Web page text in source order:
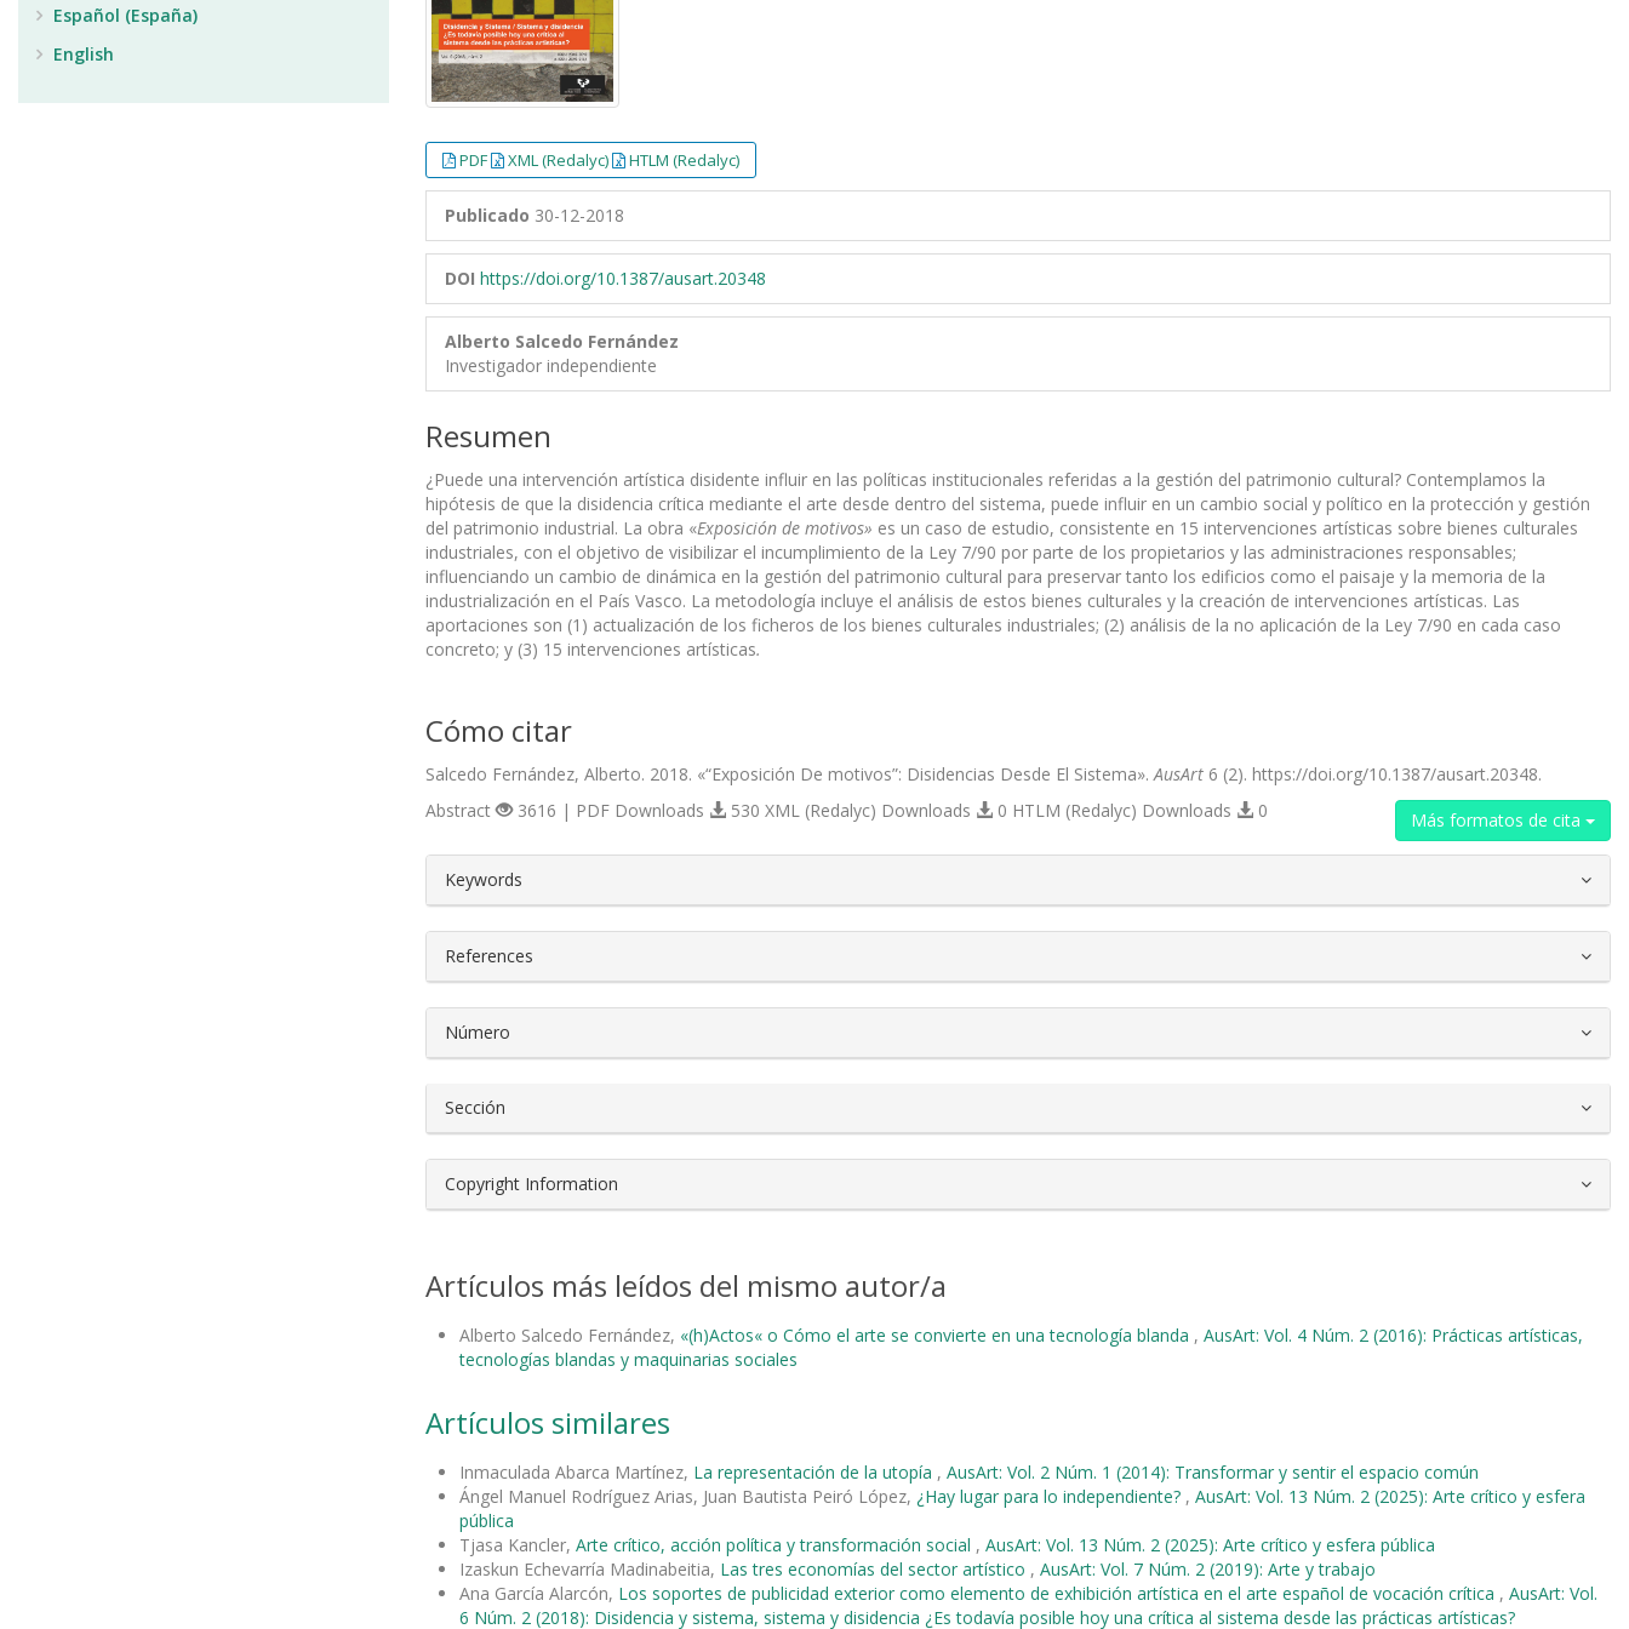
PDF XML (Redalyc) HTLM (Redalyc)
Publicado 30-12-2018
DOI https://doi.org/10.1387/ausart.20348
Alberto Salcedo Fernández
Investigador independiente
Resumen
¿Puede una intervención artística disidente influir en las políticas institucionales referidas a la gestión del patrimonio cultural? Contemplamos la
hipótesis de que la disidencia crítica mediante el arte desde dentro del sistema, puede influir en un cambio social y político en la protección y gestión
del patrimonio industrial. La obra «Exposición de motivos» es un caso de estudio, consistente en 15 intervenciones artísticas sobre bienes culturales
industriales, con el objetivo de visibilizar el incumplimiento de la Ley 7/90 por parte de los propietarios y las administraciones responsables;
influenciando un cambio de dinámica en la gestión del patrimonio cultural para preservar tanto los edificios como el paisaje y la memoria de la
industrialización en el País Vasco. La metodología incluye el análisis de estos bienes culturales y la creación de intervenciones artísticas. Las
aportaciones son (1) actualización de los ficheros de los bienes culturales industriales; (2) análisis de la no aplicación de la Ley 7/90 en cada caso
concreto; y (3) 15 intervenciones artísticas.
Cómo citar
Salcedo Fernández, Alberto. 2018. «“Exposición De motivos”: Disidencias Desde El Sistema». AusArt 6 (2). https://doi.org/10.1387/ausart.20348.
Más formatos de cita
Abstract 3616 | PDF Downloads 530 XML (Redalyc) Downloads 0 HTLM (Redalyc) Downloads 0
##plugins.themes.bootstrap3.article.details##
Keywords
References
Número
Sección
Copyright Information
Artículos más leídos del mismo autor/a
Alberto Salcedo Fernández, «(h)Actos« o Cómo el arte se convierte en una tecnología blanda , AusArt: Vol. 4 Núm. 2 (2016): Prácticas artísticas,
tecnologías blandas y maquinarias sociales
Artículos similares
Inmaculada Abarca Martínez, La representación de la utopía , AusArt: Vol. 2 Núm. 1 (2014): Transformar y sentir el espacio común
Ángel Manuel Rodríguez Arias, Juan Bautista Peiró López, ¿Hay lugar para lo independiente? , AusArt: Vol. 13 Núm. 2 (2025): Arte crítico y esfera
pública
Tjasa Kancler, Arte crítico, acción política y transformación social , AusArt: Vol. 13 Núm. 2 (2025): Arte crítico y esfera pública
Izaskun Echevarría Madinabeitia, Las tres economías del sector artístico , AusArt: Vol. 7 Núm. 2 (2019): Arte y trabajo
Ana García Alarcón, Los soportes de publicidad exterior como elemento de exhibición artística en el arte español de vocación crítica , AusArt: Vol.
6 Núm. 2 (2018): Disidencia y sistema, sistema y disidencia ¿Es todavía posible hoy una crítica al sistema desde las prácticas artísticas?
Español (España)
English